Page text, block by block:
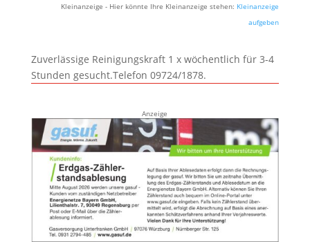
Kleinanzeige - Hier könnte Ihre Kleinanzeige stehen: Kleinanzeige
aufgeben
Zuverlässige Reinigungskraft 1 x wöchentlich für 3-4
Stunden gesucht.Telefon 09724/1878.
Anzeige